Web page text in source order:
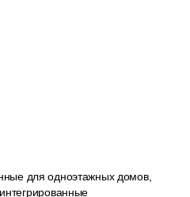
для одноэтажных домов,